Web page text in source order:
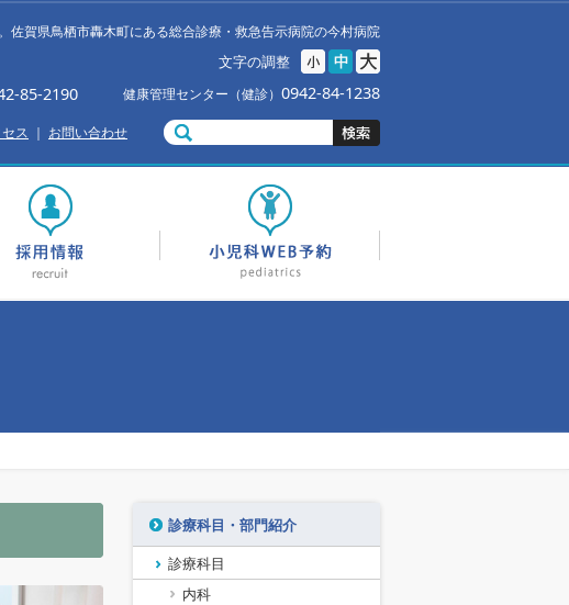
佐賀県鳥栖市轟木町にある総合診療・救急告示病院の今村病院
85-2190
文字の調整
健康管理センター（健診） 0942-84-1238
ス ｜ お問い合わせ
診療科目・部門紹介
診療科目
内科